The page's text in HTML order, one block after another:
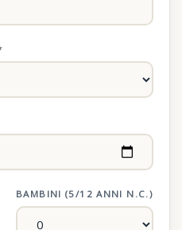
BAMBINI (5/12 ANNI N.C.)